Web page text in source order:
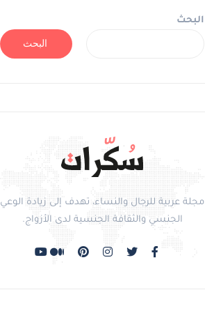
البحث
البحث
مجلة عربية للرجال والنساء، تهدف إلى زيادة الوعي
الجنسي والثقافة الجنسية لدى الأزواج.